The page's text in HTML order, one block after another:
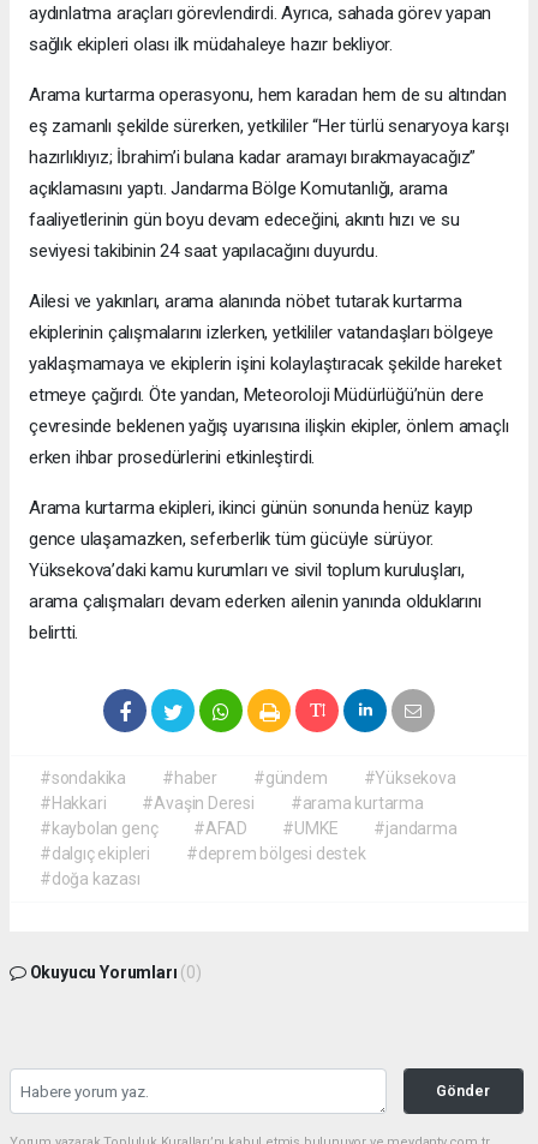
aydınlatma araçları görevlendirdi. Ayrıca, sahada görev yapan
sağlık ekipleri olası ilk müdahaleye hazır bekliyor.
Arama kurtarma operasyonu, hem karadan hem de su altından
eş zamanlı şekilde sürerken, yetkililer “Her türlü senaryoya karşı
hazırlıklıyız; İbrahim’i bulana kadar aramayı bırakmayacağız”
açıklamasını yaptı. Jandarma Bölge Komutanlığı, arama
faaliyetlerinin gün boyu devam edeceğini, akıntı hızı ve su
seviyesi takibinin 24 saat yapılacağını duyurdu.
Ailesi ve yakınları, arama alanında nöbet tutarak kurtarma
ekiplerinin çalışmalarını izlerken, yetkililer vatandaşları bölgeye
yaklaşmamaya ve ekiplerin işini kolaylaştıracak şekilde hareket
etmeye çağırdı. Öte yandan, Meteoroloji Müdürlüğü’nün dere
çevresinde beklenen yağış uyarısına ilişkin ekipler, önlem amaçlı
erken ihbar prosedürlerini etkinleştirdi.
Arama kurtarma ekipleri, ikinci günün sonunda henüz kayıp
gence ulaşamazken, seferberlik tüm gücüyle sürüyor.
Yüksekova’daki kamu kurumları ve sivil toplum kuruluşları,
arama çalışmaları devam ederken ailenin yanında olduklarını
belirtti.
#sondakika #haber #gündem
#Yüksekova
#Hakkari
#Avaşin Deresi
#arama kurtarma
#kaybolan genç
#AFAD #UMKE
#jandarma
#dalgıç ekipleri
#deprem bölgesi destek
#doğa kazası
Okuyucu Yorumları (0)
Gönder